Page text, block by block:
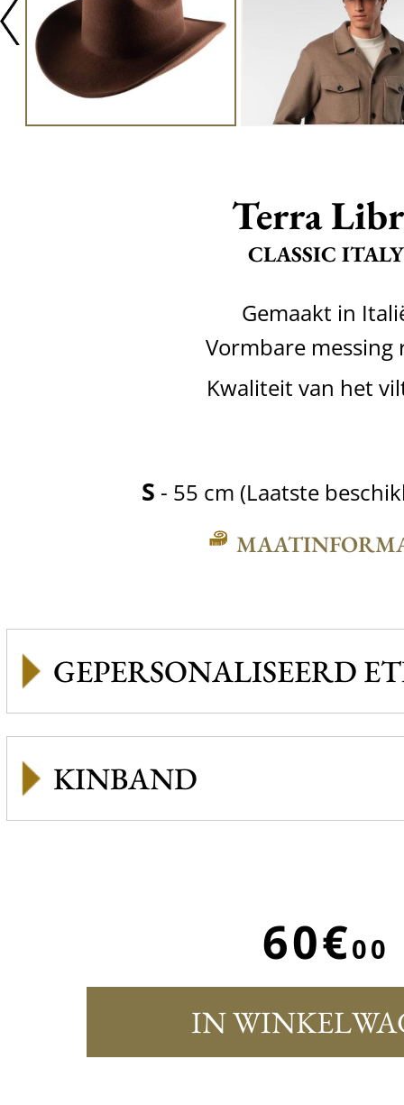
Terra
CLASSIC ITALY
Gemaakt in
Vormbare messing
Kwaliteit van het
S - 55 cm (Laatste
GEPERSONALISEERD
KINBAND
60€00
IN